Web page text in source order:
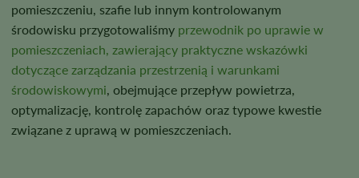
pomieszczeniu, szafie lub innym kontrolowanym
środowisku przygotowaliśmy przewodnik po uprawie w
pomieszczeniach, zawierający praktyczne wskazówki
dotyczące zarządzania przestrzenią i warunkami
środowiskowymi, obejmujące przepływ powietrza,
optymalizację, kontrolę zapachów oraz typowe kwestie
związane z uprawą w pomieszczeniach.